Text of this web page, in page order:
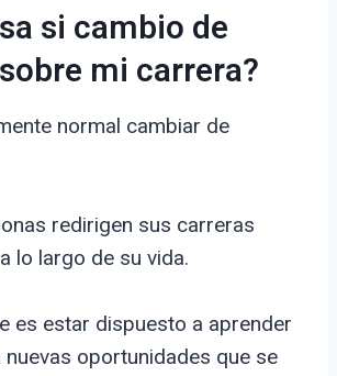
si cambio de
mi carrera?
normal cambiar de
redirigen sus carreras
lo largo de su vida.
es estar dispuesto a aprender
oportunidades que se